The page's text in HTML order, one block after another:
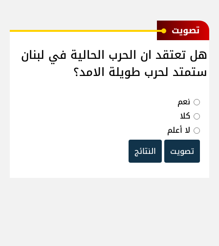
ﺗﺼﻮﻳﺖ
هل تعتقد ان الحرب الحالية في لبنان
ستمتد لحرب طويلة الامد؟
نعم
كلا
لا أعلم
تصويت
النتائج